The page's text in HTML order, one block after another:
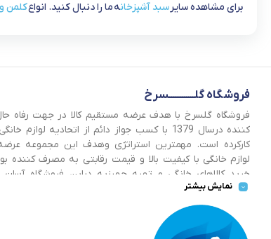
برای مشاهده سایرسبد آشپزخانه ما را دنبال کنید. انواعکلمن
فروشگاه گلــــــــــــسرخ
فروشگاه گلسرخ با هدف عرضه مستقیم کالا در جهت رفاه
کننده درسال 1379 با کسب جواز دائم از اتحادیه لوازم
کارکرده است. مهمترین استراتژی وهدف این مجموعه عرضه
لوازم خانگی با کیفیت بالا و قیمت رقابتی به مصرف کننده
خرید کالاهای خانگی و تهیه جهیزیه دراین فروشگاه
صورت می پذیرد . گسترش کسب وکارهای اینترنتی ما را بر آن
با ایجاد فروشگاه اینترنتی گلسرخ به خدمت رسانی گسترده
شرایط بهتر بپردازیم.
نمایش بیشتر